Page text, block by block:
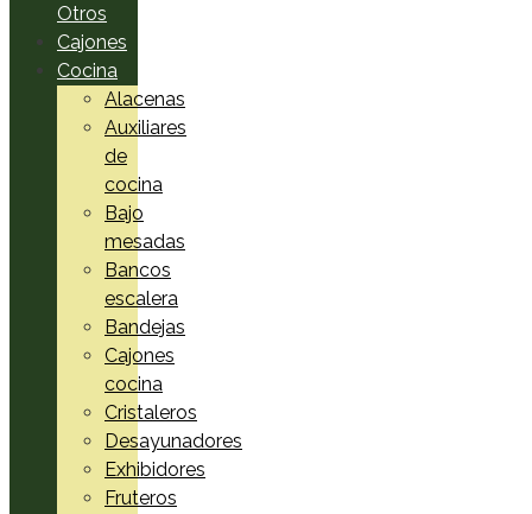
Otros
Cajones
Cocina
Alacenas
Auxiliares
de
cocina
Bajo
mesadas
Bancos
escalera
Bandejas
Cajones
cocina
Cristaleros
Desayunadores
Exhibidores
Fruteros